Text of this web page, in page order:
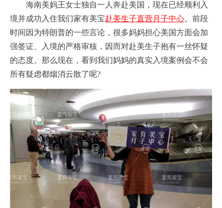
海南美妈王女士独自一人奔赴美国，现在已经顺利入
境并成功入住我们家有美宝赴美生子直营月子中心。前段
时间因为特朗普的一些言论，很多妈妈担心美国方面会加
强签证、入境的严格审核，因而对赴美生子抱有一丝怀疑
的态度。那么现在，看到我们妈妈的真实入境案例会不会
所有疑虑都烟消云散了呢?